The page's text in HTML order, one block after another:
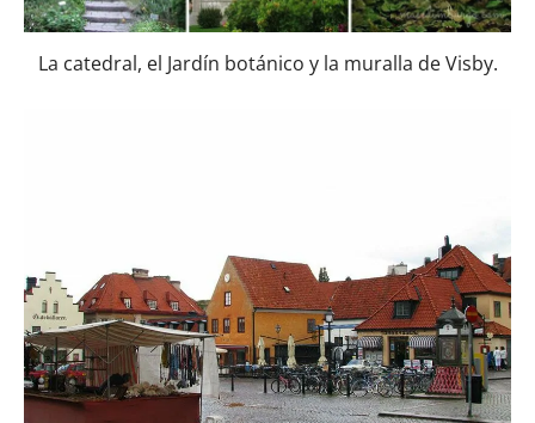
La catedral, el Jardín botánico y la muralla de Visby.